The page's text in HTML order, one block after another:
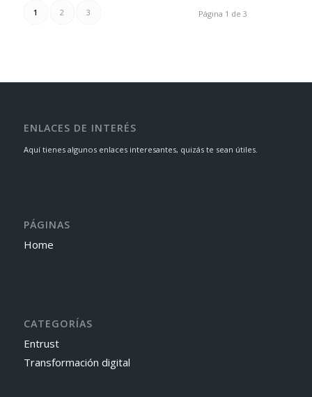
Página 1 de 3
1 2 3
ENLACES DE INTERÉS
Aquí tienes algunos enlaces interesantes, quizás te sean útiles.
PÁGINAS
Home
CATEGORÍAS
Entrust
Transformación digital